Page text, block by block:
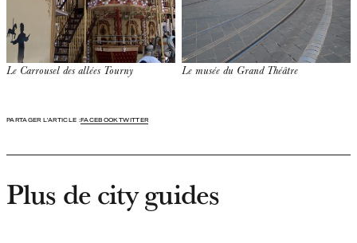
Le Carrousel des allées Tourny Le musée du Grand Théâtre
PARTAGER L'ARTICLE :FACEBOOKTWITTER
Plus de city guides